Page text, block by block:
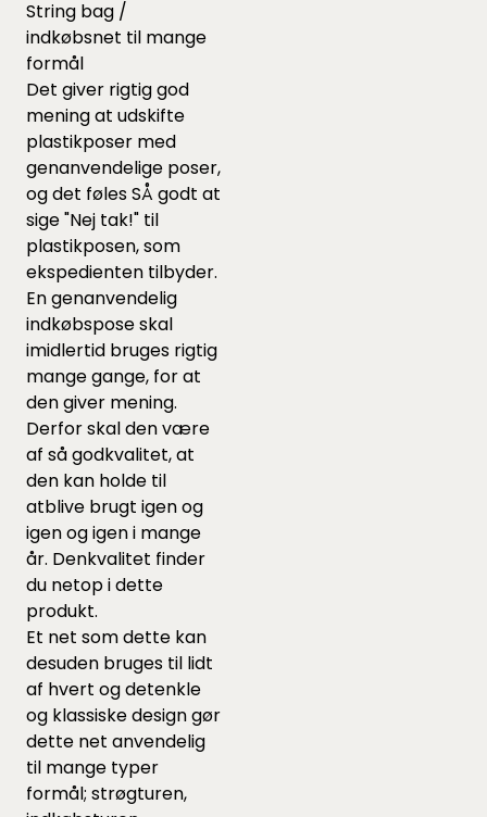
String bag /
indkøbsnet til mange
formål
Det giver rigtig god
mening at udskifte
plastikposer med
genanvendelige poser,
og det føles SÅ godt at
sige "Nej tak!" til
plastikposen, som
ekspedienten tilbyder.
En genanvendelig
indkøbspose skal
imidlertid bruges rigtig
mange gange, for at
den giver mening.
Derfor skal den være
af så godkvalitet, at
den kan holde til
atblive brugt igen og
igen og igen i mange
år. Denkvalitet finder
du netop i dette
produkt.
Et net som dette kan
desuden bruges til lidt
af hvert og detenkle
og klassiske design gør
dette net anvendelig
til mange typer
formål; strøgturen,